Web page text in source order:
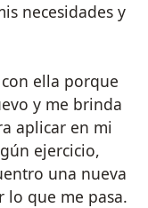
necesidades y
ella porque
y me brinda
aplicar en mi
ejercicio,
una nueva
lo que me pasa.